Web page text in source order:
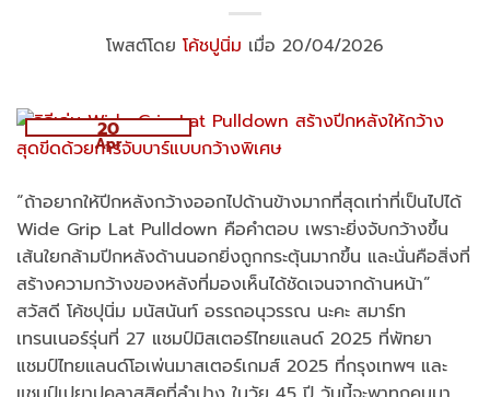
โพสต์โดย โค้ชปูนิ่ม เมื่อ 20/04/2026
20
Apr
“ถ้าอยากให้ปีกหลังกว้างออกไปด้านข้างมากที่สุดเท่าที่เป็นไปได้
Wide Grip Lat Pulldown คือคำตอบ เพราะยิ่งจับกว้างขึ้น
เส้นใยกล้ามปีกหลังด้านนอกยิ่งถูกกระตุ้นมากขึ้น และนั่นคือสิ่งที่
สร้างความกว้างของหลังที่มองเห็นได้ชัดเจนจากด้านหน้า”
สวัสดี โค้ชปุนิ่ม มนัสนันท์ อรรถอนุวรรณ นะคะ สมาร์ท
เทรนเนอร์รุ่นที่ 27 แชมป์มิสเตอร์ไทยแลนด์ 2025 ที่พัทยา
แชมป์ไทยแลนด์โอเพ่นมาสเตอร์เกมส์ 2025 ที่กรุงเทพฯ และ